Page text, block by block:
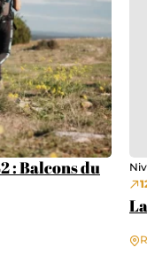
: Balcons du